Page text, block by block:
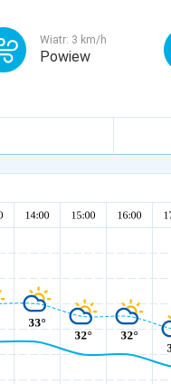
Wiatr: 3 km/h
Powiew